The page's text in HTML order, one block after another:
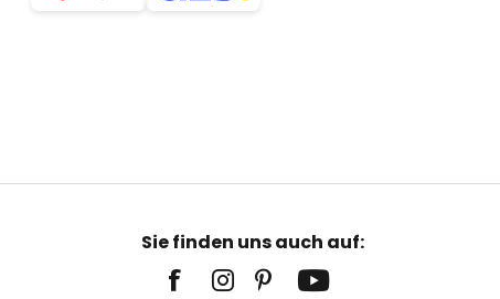
Sie finden uns auch auf: